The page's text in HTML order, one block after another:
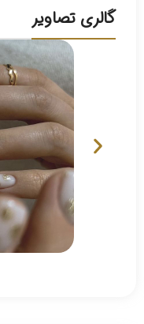
گالری تصاویر